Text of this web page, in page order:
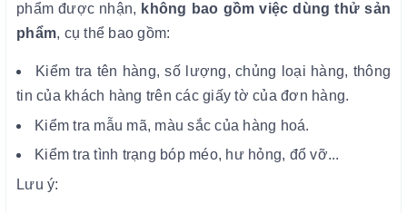
phẩm được nhận, không bao gồm việc dùng thử sản
phẩm, cụ thể bao gồm:
Kiểm tra tên hàng, số lượng, chủng loại hàng, thông
tin của khách hàng trên các giấy tờ của đơn hàng.
Kiểm tra mẫu mã, màu sắc của hàng hoá.
Kiểm tra tình trạng bóp méo, hư hỏng, đổ vỡ...
Lưu ý: